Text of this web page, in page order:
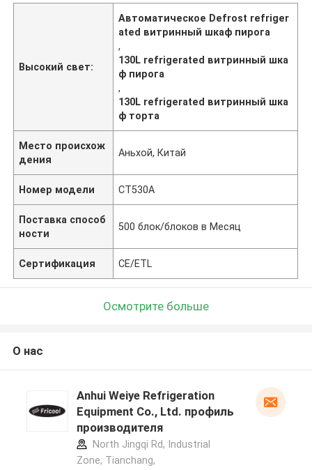
Высокий свет:
Автоматическое Defrost refriger
ated витринный шкаф пирога
,
130L refrigerated витринный шка
ф пирога
,
130L refrigerated витринный шка
ф торта
Место происхож
дения
Аньхой, Китай
Номер модели CT530A
Поставка способ
ности
500 блок/блоков в Месяц
Сертификация CE/ETL
Осмотрите больше
О нас
Anhui Weiye Refrigeration
Equipment Co., Ltd. профиль
производителя
North Jingqi Rd, Industrial
Zone, Tianchang,